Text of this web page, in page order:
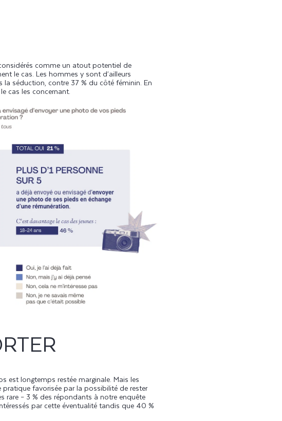
comme un atout potentiel de
le cas. Les hommes y sont d’ailleurs
séduction, contre 37 % du côté féminin. En
cas les concernant.
est longtemps restée marginale. Mais les
favorisée par la possibilité de rester
rare – 3 % des répondants à notre enquête
par cette éventualité tandis que 40 %